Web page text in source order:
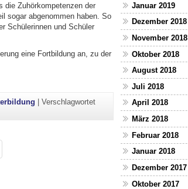
die Zuhörkompetenzen der
sogar abgenommen haben. So
Schülerinnen und Schüler
eine Fortbildung an, zu der
beurteilen"
|Verschlagwortet
Januar 2019
Dezember 2018
November 2018
Oktober 2018
August 2018
Juli 2018
April 2018
März 2018
Februar 2018
Januar 2018
Dezember 2017
Oktober 2017